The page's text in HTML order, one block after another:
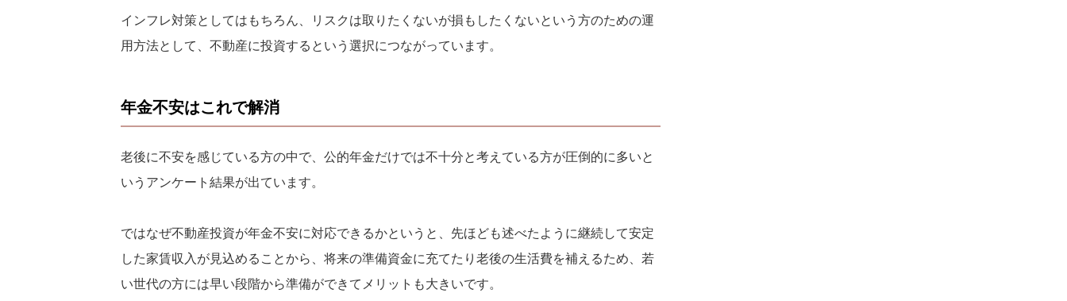
インフレ対策としてはもちろん、リスクは取りたくないが損もしたくないという方のための運
用方法として、不動産に投資するという選択につながっています。
年金不安はこれで解消
老後に不安を感じている方の中で、公的年金だけでは不十分と考えている方が圧倒的に多いと
いうアンケート結果が出ています。
ではなぜ不動産投資が年金不安に対応できるかというと、先ほども述べたように継続して安定
した家賃収入が見込めることから、将来の準備資金に充てたり老後の生活費を補えるため、若
い世代の方には早い段階から準備ができてメリットも大きいです。